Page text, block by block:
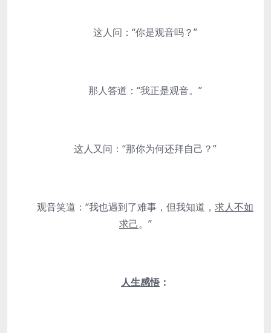
这人问：“你是观音吗？”
那人答道：“我正是观音。”
这人又问：“那你为何还拜自己？”
观音笑道：“我也遇到了难事，但我知道， 求人不如
求己。”
人生感悟 ：